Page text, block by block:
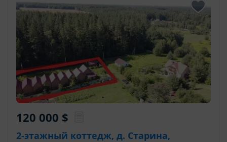
2-этажный коттедж, д. Старина,
120 000 $